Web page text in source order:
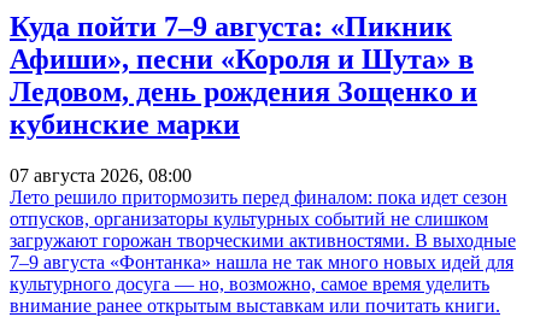
Куда пойти 7–9 августа: «Пикник
Афиши», песни «Короля и Шута» в
Ледовом, день рождения Зощенко и
кубинские марки
07 августа 2026, 08:00
Лето решило притормозить перед финалом: пока идет сезон
отпусков, организаторы культурных событий не слишком
загружают горожан творческими активностями. В выходные
7–9 августа «Фонтанка» нашла не так много новых идей для
культурного досуга — но, возможно, самое время уделить
внимание ранее открытым выставкам или почитать книги.